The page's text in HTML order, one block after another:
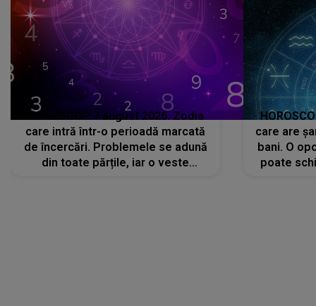
HOROSCOP 7 august 2026. Zodia
care intră într-o perioadă marcată
de încercări. Problemele se adună
din toate părțile, iar o veste
care are
bani. O
poate